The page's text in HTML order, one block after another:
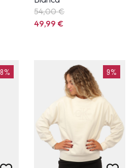
54,00 €
49,99€
8% 9%